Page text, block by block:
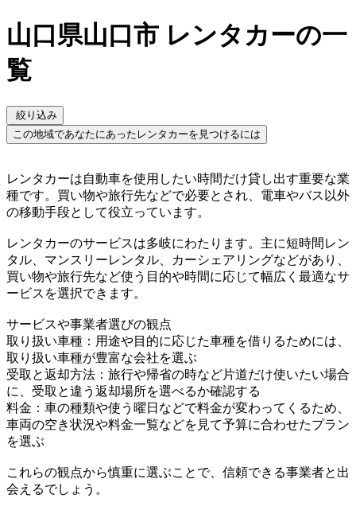
山口県山口市 レンタカーの一
覧
絞り込み
この地域であなたにあったレンタカーを見つけるには
レンタカーは自動車を使用したい時間だけ貸し出す重要な業
種です。買い物や旅行先などで必要とされ、電車やバス以外
の移動手段として役立っています。
レンタカーのサービスは多岐にわたります。主に短時間レン
タル、マンスリーレンタル、カーシェアリングなどがあり、
買い物や旅行先など使う目的や時間に応じて幅広く最適なサ
ービスを選択できます。
サービスや事業者選びの観点
取り扱い車種：用途や目的に応じた車種を借りるためには、
取り扱い車種が豊富な会社を選ぶ
受取と返却方法：旅行や帰省の時など片道だけ使いたい場合
に、受取と違う返却場所を選べるか確認する
料金：車の種類や使う曜日などで料金が変わってくるため、
車両の空き状況や料金一覧などを見て予算に合わせたプラン
を選ぶ
これらの観点から慎重に選ぶことで、信頼できる事業者と出
会えるでしょう。